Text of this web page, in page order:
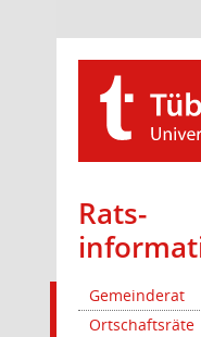
Rats­
Gemeinderat
Ortschaftsräte